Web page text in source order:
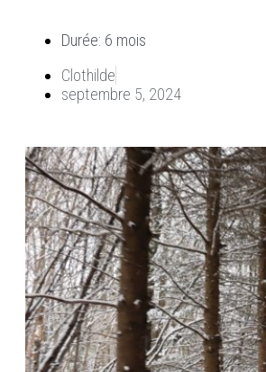
Durée: 6 mois
Clothilde
septembre 5, 2024